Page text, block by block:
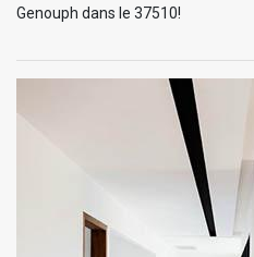
Genouph dans le 37510!